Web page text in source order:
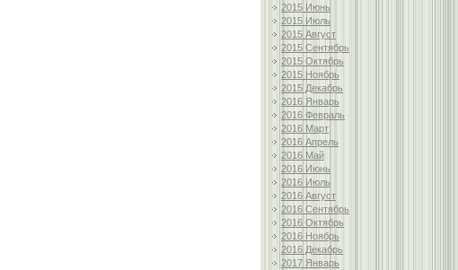
2015 Июнь
2015 Июль
2015 Август
2015 Сентябрь
2015 Октябрь
2015 Ноябрь
2015 Декабрь
2016 Январь
2016 Февраль
2016 Март
2016 Апрель
2016 Май
2016 Июнь
2016 Июль
2016 Август
2016 Сентябрь
2016 Октябрь
2016 Ноябрь
2016 Декабрь
2017 Январь